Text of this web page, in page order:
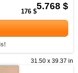
5.768 $
176 $
31.50 x 39.37 in